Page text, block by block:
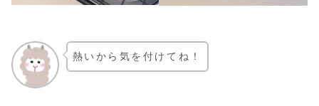
熱いから気を付けてね！